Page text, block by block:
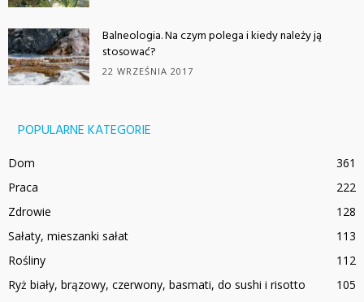
Balneologia. Na czym polega i kiedy należy ją
stosować?
22 WRZEŚNIA 2017
POPULARNE KATEGORIE
Dom
361
Praca
222
Zdrowie
128
Sałaty, mieszanki sałat
113
Rośliny
112
Ryż biały, brązowy, czerwony, basmati, do sushi i risotto
105